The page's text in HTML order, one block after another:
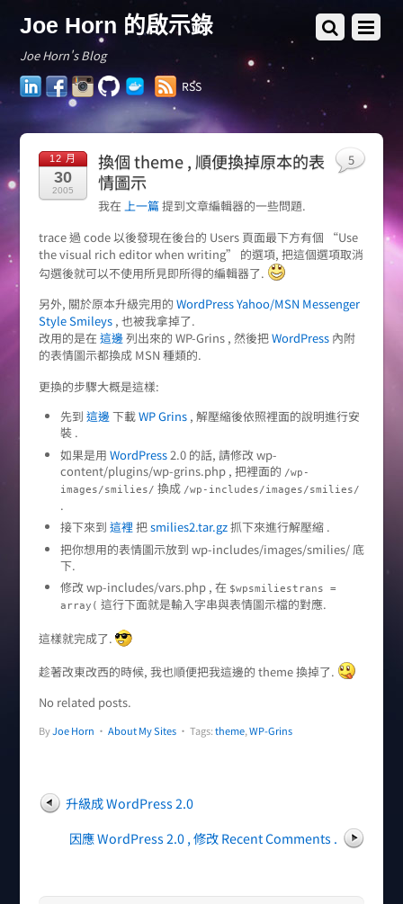
Joe Horn 的啟示錄
Joe Horn's Blog
LinkedInFacebookInstagram
GitHubDocker
Hub
RSS
12 月
30
2005
換個 theme , 順便換掉原本的表
情圖示
我在 上一篇提到文章編輯器的一些問題.
trace 過 code 以後發現在後台的 Users 頁面最下方有個 “Use
the visual rich editor when writing” 的選項, 把這個選項取消
勾選後就可以不使用所見即所得的編輯器了.
另外, 關於原本升級完用的 WordPress Yahoo/MSN Messenger
Style Smileys, 也被我拿掉了.
改用的是在 這邊 列出來的 WP-Grins , 然後把WordPress內附
的表情圖示都換成 MSN 種類的.
更換的步驟大概是這樣:
先到 這邊 下載WP Grins, 解壓縮後依照裡面的說明進行安
裝 .
如果是用 WordPress2.0 的話, 請修改 wp-
content/plugins/wp-grins.php , 把裡面的 /wp-
images/smilies/ 換成 /wp-includes/images/smilies/
.
接下來到 這裡 把smilies2.tar.gz抓下來進行解壓縮 .
把你想用的表情圖示放到 wp-includes/images/smilies/ 底
下.
修改 wp-includes/vars.php , 在 $wpsmiliestrans =
array( 這行下面就是輸入字串與表情圖示檔的對應.
這樣就完成了.
趁著改東改西的時候, 我也順便把我這邊的 theme 換掉了.
No related posts.
ByJoe Horn • About My Sites
5
• Tags:theme,WP-Grins
升級成 WordPress 2.0
因應 WordPress 2.0 , 修改 Recent Comments .